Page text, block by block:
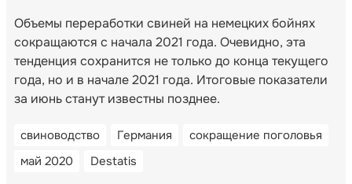
Объемы переработки свиней на немецких бойнях
сокращаются с начала 2021 года. Очевидно, эта
тенденция сохранится не только до конца текущего
года, но и в начале 2021 года. Итоговые показатели
за июнь станут известны позднее.
свиноводство Германия
сокращение поголовья
май 2020
Destatis